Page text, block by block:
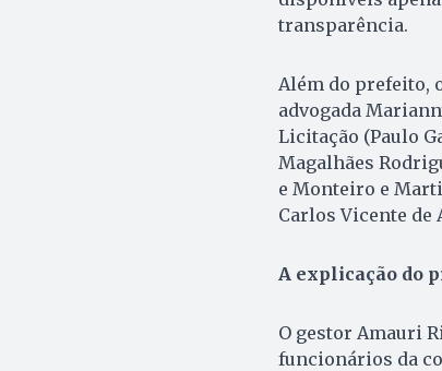
transparência.
Além do prefeito,
advogada
Licitação (Paulo
Magalhães
e Monteiro e
Carlos Vicente de
A explicação do
O gestor Amauri
funcionários da